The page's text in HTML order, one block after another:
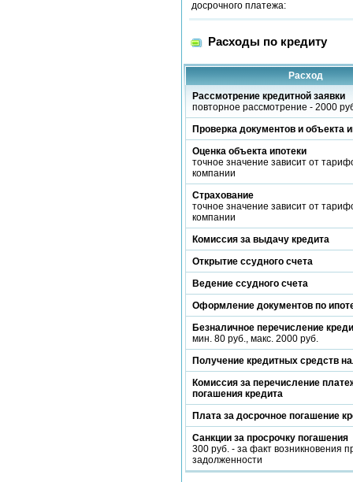
досрочного платежа:
Расходы по кредиту
Расход
Рассмотрение кредитной заявки
повторное рассмотрение - 2000
Проверка документов и объекта
Оценка объекта ипотеки
точное значение зависит от
компании
Страхование
точное значение зависит от
компании
Комиссия за выдачу кредита
Открытие ссудного счета
Ведение ссудного счета
Оформление документов по
Безналичное перечисление
мин. 80 руб., макс. 2000 руб.
Получение кредитных средств
Комиссия за перечисление
погашения кредита
Плата за досрочное погашение
Санкции за просрочку погашения
300 руб. - за факт возникновения
задолженности